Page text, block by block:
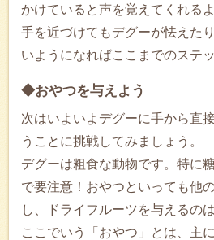
かけていると声を覚えてくれる
手を近づけてもデグーが怯えた
いようになればここまでのステ
◆おやつを与えよう
次はいよいよデグーに手から直
うことに挑戦してみましょう。
デグーは粗食な動物です。特に
で要注意！おやつといっても他
し、ドライフルーツを与えるの
ここでいう「おやつ」とは、主